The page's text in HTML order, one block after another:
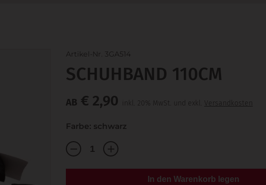
Artikel-Nr. 3GA514
SCHUHBAND 110CM
AB € 2,90 inkl. 20% MwSt. und exkl. Versandkosten
Farbe: schwarz
In den Warenkorb legen